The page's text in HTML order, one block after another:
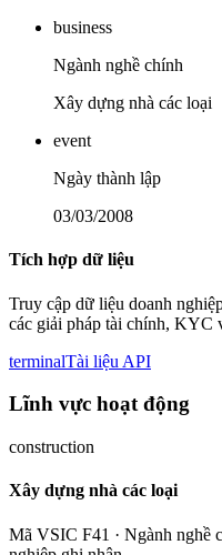
business
Ngành nghề chính
Xây dựng nhà các loại
event
Ngày thành lập
03/03/2008
Tích hợp dữ liệu
Truy cập dữ liệu doanh
các giải pháp tài chính, KYC
terminalTài liệu API
Lĩnh vực hoạt động
construction
Xây dựng nhà các loại
Mã VSIC F41 · Ngành nghề